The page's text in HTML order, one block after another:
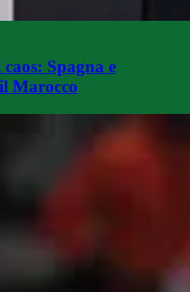
Spagna e
Marocco